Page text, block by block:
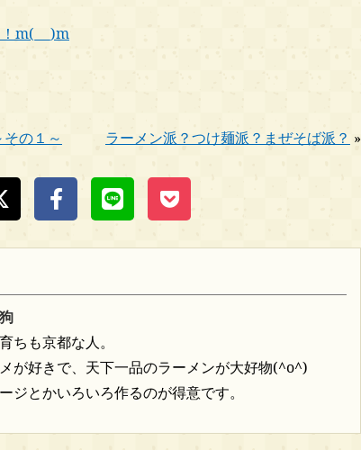
m(_ _)m
の１～ ラーメン派？つけ麺派？まぜそば派？ »
ちも京都な人。
が好きで、天下一品のラーメンが大好物(^o^)
ジとかいろいろ作るのが得意です。